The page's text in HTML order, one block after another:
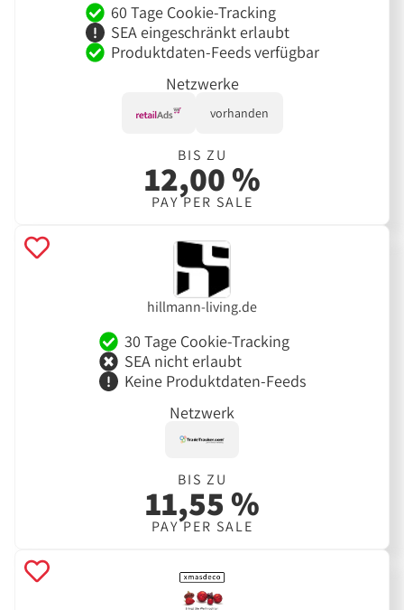
60 Tage Cookie-Tracking
SEA eingeschränkt erlaubt
Produktdaten-Feeds verfügbar
Netzwerke
vorhanden
BIS ZU
12,00 %
PAY PER SALE
hillmann-living.de
30 Tage Cookie-Tracking
SEA nicht erlaubt
Keine Produktdaten-Feeds
Netzwerk
BIS ZU
11,55 %
PAY PER SALE